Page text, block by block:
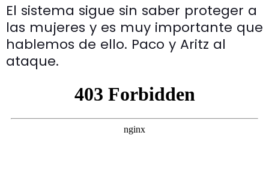
El sistema sigue sin saber proteger a
las mujeres y es muy importante que
hablemos de ello. Paco y Aritz al
ataque.